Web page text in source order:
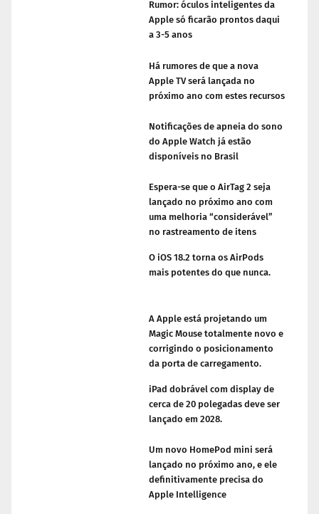
Rumor: óculos inteligentes da
Apple só ficarão prontos daqui
a 3-5 anos
Há rumores de que a nova
Apple TV será lançada no
próximo ano com estes recursos
Notificações de apneia do sono
do Apple Watch já estão
disponíveis no Brasil
Espera-se que o AirTag 2 seja
lançado no próximo ano com
uma melhoria “considerável”
no rastreamento de itens
O iOS 18.2 torna os AirPods
mais potentes do que nunca.
A Apple está projetando um
Magic Mouse totalmente novo e
corrigindo o posicionamento
da porta de carregamento.
iPad dobrável com display de
cerca de 20 polegadas deve ser
lançado em 2028.
Um novo HomePod mini será
lançado no próximo ano, e ele
definitivamente precisa do
Apple Intelligence